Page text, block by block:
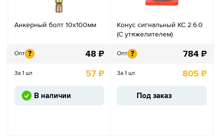
Анкерный болт 10х100мм
Опт ? 48 ₽
За 1 шт. 57 ₽
В наличии
Конус сигнальный КС 2.6.0
(С утяжелителем)
Опт ? 784 ₽
За 1 шт. 805 ₽
Под заказ